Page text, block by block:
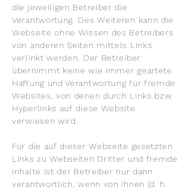
die jeweiligen Betreiber die
Verantwortung. Des Weiteren kann die
Webseite ohne Wissen des Betreibers
von anderen Seiten mittels Links
verlinkt werden. Der Betreiber
übernimmt keine wie immer geartete
Haftung und Verantwortung für fremde
Websites, von denen durch Links bzw.
Hyperlinks auf diese Website
verwiesen wird.
Für die auf dieser Webseite gesetzten
Links zu Webseiten Dritter und fremde
Inhalte ist der Betreiber nur dann
verantwortlich, wenn von ihnen (d. h.